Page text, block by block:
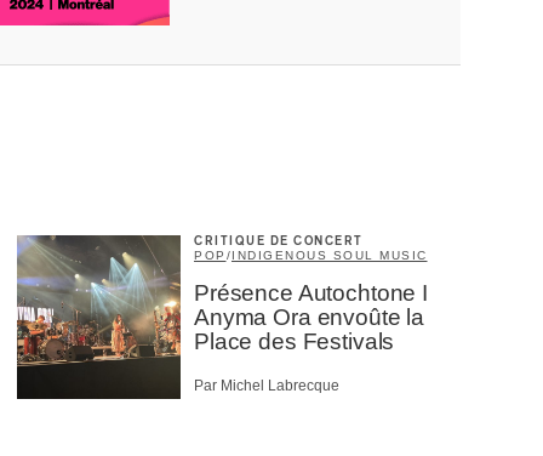
CRITIQUE DE CONCERT
POP /INDIGENOUS SOUL MUSIC
Présence Autochtone I
Anyma Ora envoûte la
Place des Festivals
Par Michel Labrecque